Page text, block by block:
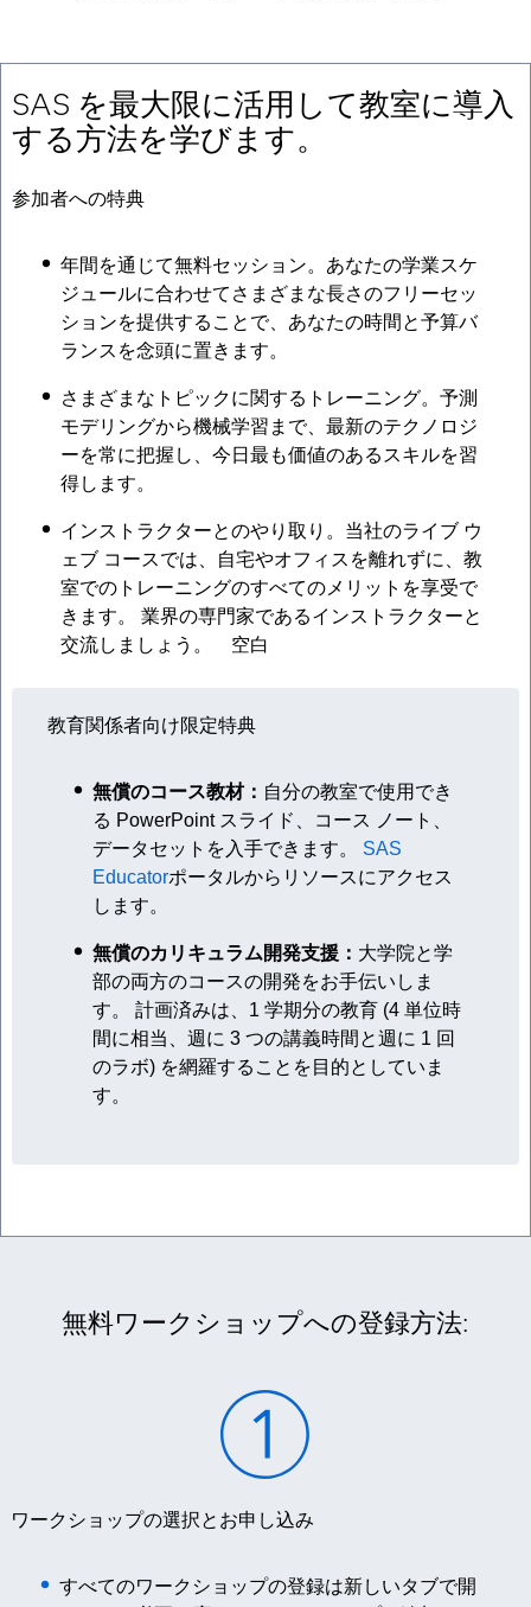
SAS を最大限に活用して教室に導入
する方法を学びます。
参加者への特典
年間を通じて無料セッション。あなたの学業スケ
ジュールに合わせてさまざまな長さのフリーセッ
ションを提供することで、あなたの時間と予算バ
ランスを念頭に置きます。
さまざまなトピックに関するトレーニング。予測
モデリングから機械学習まで、最新のテクノロジ
ーを常に把握し、今日最も価値のあるスキルを習
得します。
インストラクターとのやり取り。当社のライブ ウ
ェブ コースでは、自宅やオフィスを離れずに、教
室でのトレーニングのすべてのメリットを享受で
きます。 業界の専門家であるインストラクターと
交流しましょう。 空白
教育関係者向け限定特典
無償のコース教材： 自分の教室で使用でき
る PowerPoint スライド、コース ノート、
データセットを入手できます。 SAS
Educatorポータルからリソースにアクセス
します。
無償のカリキュラム開発支援： 大学院と学
部の両方のコースの開発をお手伝いしま
す。 計画済みは、1 学期分の教育 (4 単位時
間に相当、週に 3 つの講義時間と週に 1 回
のラボ) を網羅することを目的としていま
す。
無料ワークショップへの登録方法:
ワークショップの選択とお申し込み
すべてのワークショップの登録は新しいタブで開